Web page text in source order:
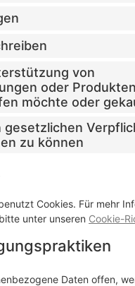
von
oder
möchte oder
gesetzlichen
zu können
Cookies. Für mehr
unter unseren Cookie-
Daten offen,